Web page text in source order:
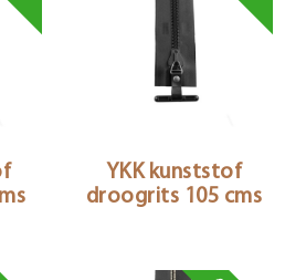
YKK kunststof
droogrits 105 cms